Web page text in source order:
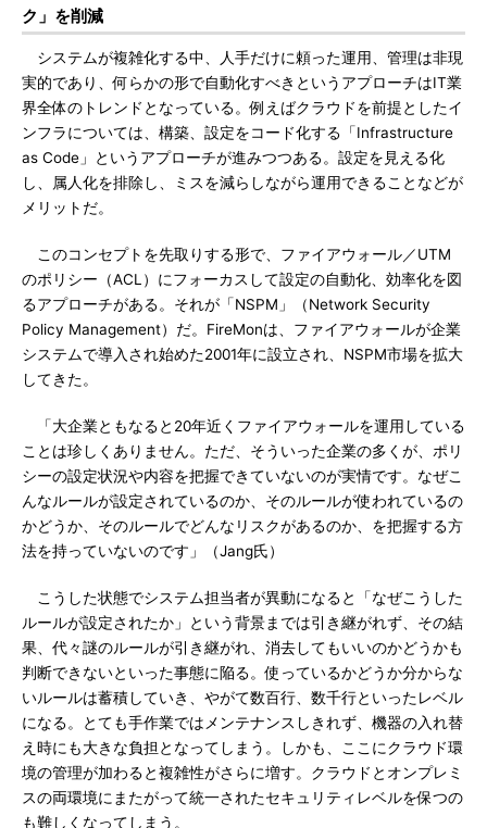
ク」を削減
システムが複雑化する中、人手だけに頼った運用、管理は非現
実的であり、何らかの形で自動化すべきというアプローチはIT業
界全体のトレンドとなっている。例えばクラウドを前提としたイ
ンフラについては、構築、設定をコード化する「Infrastructure
as Code」というアプローチが進みつつある。設定を見える化
し、属人化を排除し、ミスを減らしながら運用できることなどが
メリットだ。
このコンセプトを先取りする形で、ファイアウォール／UTM
のポリシー（ACL）にフォーカスして設定の自動化、効率化を図
るアプローチがある。それが「NSPM」（Network Security
Policy Management）だ。FireMonは、ファイアウォールが企業
システムで導入され始めた2001年に設立され、NSPM市場を拡大
してきた。
「大企業ともなると20年近くファイアウォールを運用している
ことは珍しくありません。ただ、そういった企業の多くが、ポリ
シーの設定状況や内容を把握できていないのが実情です。なぜこ
んなルールが設定されているのか、そのルールが使われているの
かどうか、そのルールでどんなリスクがあるのか、を把握する方
法を持っていないのです」（Jang氏）
こうした状態でシステム担当者が異動になると「なぜこうした
ルールが設定されたか」という背景までは引き継がれず、その結
果、代々謎のルールが引き継がれ、消去してもいいのかどうかも
判断できないといった事態に陥る。使っているかどうか分からな
いルールは蓄積していき、やがて数百行、数千行といったレベル
になる。とても手作業ではメンテナンスしきれず、機器の入れ替
え時にも大きな負担となってしまう。しかも、ここにクラウド環
境の管理が加わると複雑性がさらに増す。クラウドとオンプレミ
スの両環境にまたがって統一されたセキュリティレベルを保つの
も難しくなってしまう。